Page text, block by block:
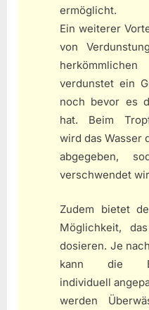
ermöglicht.
Ein weiterer
von
verdunstet ein
noch bevor es
hat. Beim
wird das Wasser
abgegeben,
verschwendet
Zudem bietet
Möglichkeit,
dosieren. Je
kann die
individuell
werden